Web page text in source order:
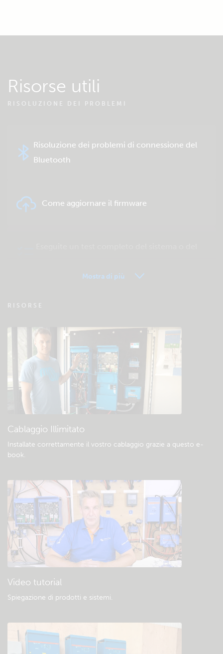
Risorse utili
RISOLUZIONE DEI PROBLEMI
Risoluzione dei problemi di connessione del
Bluetooth
Come aggiornare il firmware
Verificate la base di conoscenze della
comunità
Download e documentazione generali
Mostra di più
RISORSE
Cablaggio Illimitato
Installate correttamente il vostro cablaggio grazie a questo e-
book.
Video tutorial
Spiegazione di prodotti e sistemi.